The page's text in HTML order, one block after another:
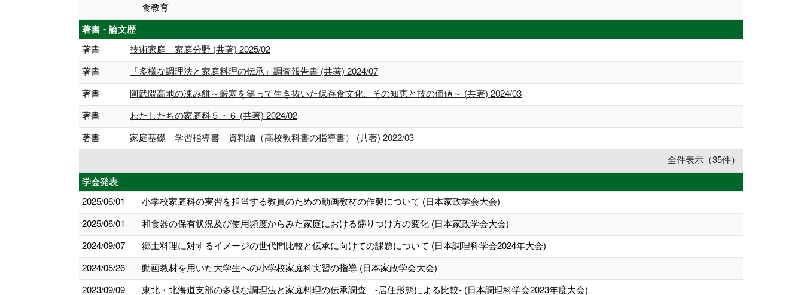
食教育
著書・論文歴
著書
技術家庭 家庭分野 (共著) 2025/02
著書
「多様な調理法と家庭料理の伝承」調査報告書 (共著) 2024/07
著書
阿武隈高地の凍み餅～厳寒を笑って生き抜いた保存食文化、その知恵と技の価値～ (共著) 2024/03
著書
わたしたちの家庭科５・６ (共著) 2024/02
著書
家庭基礎 学習指導書 資料編（高校教科書の指導書） (共著) 2022/03
全件表示（35件）
学会発表
2025/06/01
小学校家庭科の実習を担当する教員のための動画教材の作製について (日本家政学会大会)
2025/06/01
和食器の保有状況及び使用頻度からみた家庭における盛りつけ方の変化 (日本家政学会大会)
2024/09/07
郷土料理に対するイメージの世代間比較と伝承に向けての課題について (日本調理科学会2024年大会)
2024/05/26
動画教材を用いた大学生への小学校家庭科実習の指導 (日本家政学会大会)
2023/09/09
東北・北海道支部の多様な調理法と家庭料理の伝承調査 -居住形態による比較- (日本調理科学会2023年度大会)